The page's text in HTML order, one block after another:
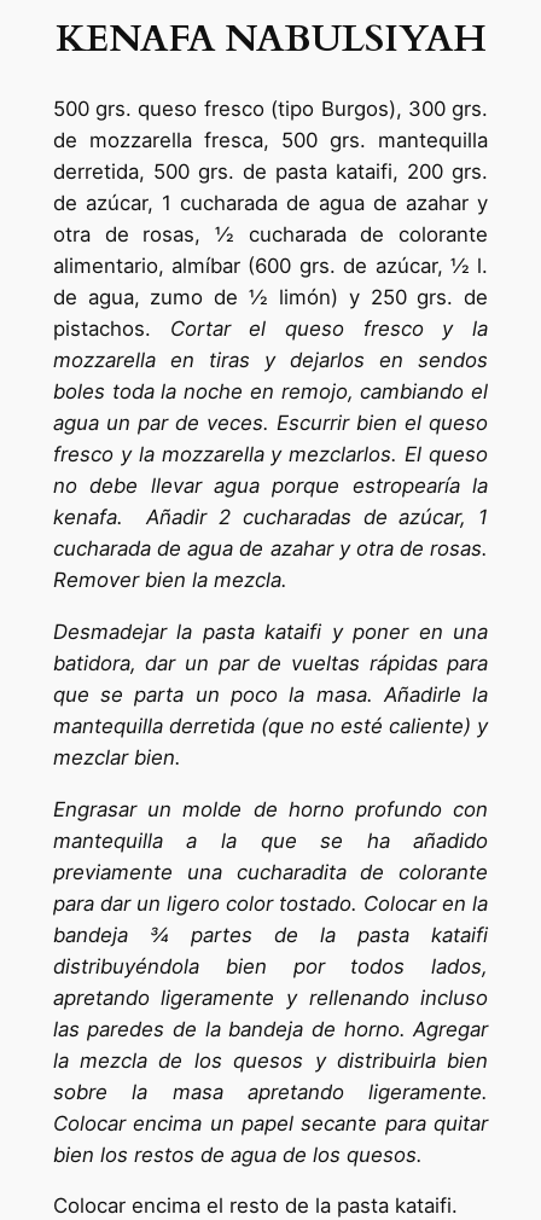
KENAFA NABULSIYAH
500 grs. queso fresco (tipo Burgos), 300 grs.
de mozzarella fresca, 500 grs. mantequilla
derretida, 500 grs. de pasta kataifi, 200 grs.
de azúcar, 1 cucharada de agua de azahar y
otra de rosas, ½ cucharada de colorante
alimentario, almíbar (600 grs. de azúcar, ½ l.
de agua, zumo de ½ limón) y 250 grs. de
pistachos. Cortar el queso fresco y la
mozzarella en tiras y dejarlos en sendos
boles toda la noche en remojo, cambiando el
agua un par de veces. Escurrir bien el queso
fresco y la mozzarella y mezclarlos. El queso
no debe llevar agua porque estropearía la
kenafa. Añadir 2 cucharadas de azúcar, 1
cucharada de agua de azahar y otra de rosas.
Remover bien la mezcla.
Desmadejar la pasta kataifi y poner en una
batidora, dar un par de vueltas rápidas para
que se parta un poco la masa. Añadirle la
mantequilla derretida (que no esté caliente) y
mezclar bien.
Engrasar un molde de horno profundo con
mantequilla a la que se ha añadido
previamente una cucharadita de colorante
para dar un ligero color tostado. Colocar en la
bandeja ¾ partes de la pasta kataifi
distribuyéndola bien por todos lados,
apretando ligeramente y rellenando incluso
las paredes de la bandeja de horno. Agregar
la mezcla de los quesos y distribuirla bien
sobre la masa apretando ligeramente.
Colocar encima un papel secante para quitar
bien los restos de agua de los quesos.
Colocar encima el resto de la pasta kataifi.